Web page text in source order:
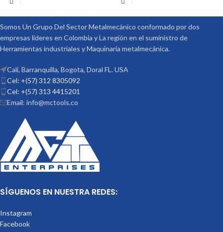
SE COMPONES DE 58 PIEZAS T SLOT
OPCIONALES:
REF: TS-3 PLATOS DIVISORES REF:
DP-3
Somos Un Grupo Del Sector Metalmecánico conformado por dos
empresas lideres en Colombia y La región en el suministro de
Herramientas industriales y Maquinaria metalmecánica.
Cali, Barranquilla, Bogota, Doral FL. USA
Cel: +(57) 312 8305092
Cel: +(57) 313 4415201
Email: info@mctools.co
SÍGUENOS EN NUESTRA REDES:
Instagram
Facebook